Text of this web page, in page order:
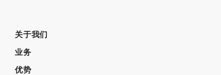
关于我们
业务
优势